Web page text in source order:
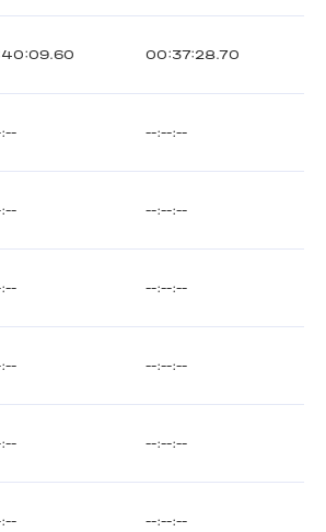
00:37:28.70
--:--:--
--:--:--
--:--:--
--:--:--
--:--:--
--:--:--